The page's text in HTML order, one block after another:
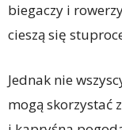
biegaczy i
cieszą się
Jednak nie
mogą skorzystać